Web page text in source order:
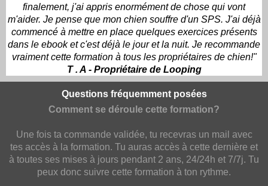
finalement, j'ai appris enormément de chose qui vont
m'aider. Je pense que mon chien souffre d'un SPS. J'ai déjà
commencé à mettre en place quelques exercices présents
dans le ebook et c'est déjà le jour et la nuit. Je recommande
vraiment cette formation à tous les propriétaires de chien!"
T . A - Propriétaire de Looping
Questions fréquemment posées
Comment se déroule cette formation?
Une fois ta commande validée, tu recevras un mail avec
tes accès à la formation. Tu auras accès à cette dernière et
à toutes ses mises à jours pendant 2 ans, 24/24h et 7/7j. Tu
peux donc suivre cette formation à ton rythme.